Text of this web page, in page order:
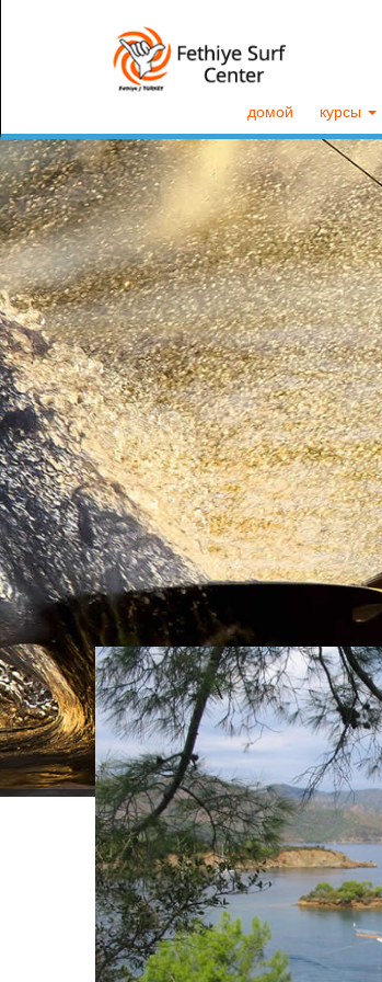
домой курсы